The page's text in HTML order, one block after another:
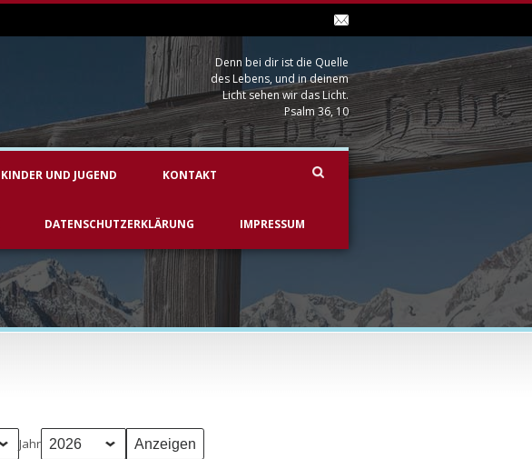
Denn bei dir ist die Quelle
des Lebens, und in deinem
Licht sehen wir das Licht.
Psalm 36, 10
KINDER UND JUGEND KONTAKT
DATENSCHUTZERKLÄRUNG IMPRESSUM
Jahr